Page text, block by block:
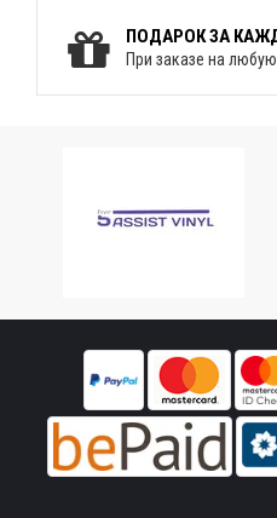
ПОДАРОК ЗА
При заказе на